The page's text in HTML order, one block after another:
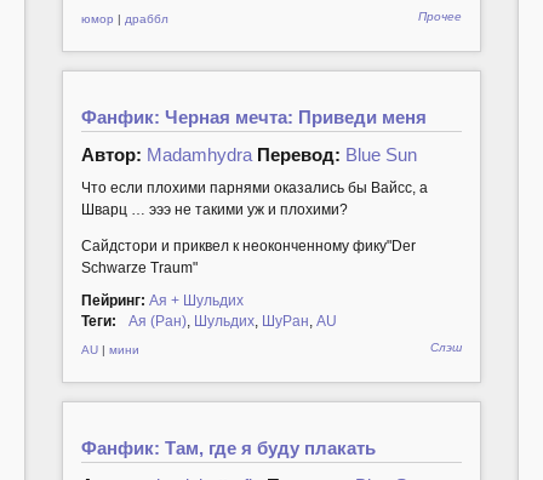
юмор | драббл Прочее
Фанфик: Черная мечта: Приведи меня
Автор: Madamhydra Перевод: Blue Sun
Что если плохими парнями оказались бы Вайсс, а
Шварц … эээ не такими уж и плохими?
Сайдстори и приквел к неоконченному фику"Der
Schwarze Traum"
Пейринг: Ая + Шульдих
Теги:
Ая (Ран) Шульдих ШуРан AU
AU | мини Слэш
Фанфик: Там, где я буду плакать